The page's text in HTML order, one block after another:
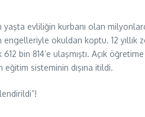
evliliğin kurbanı olan
okuldan koptu. 12
bin 814’e ulaşmıştı. Açık
sisteminin dışına itildi.